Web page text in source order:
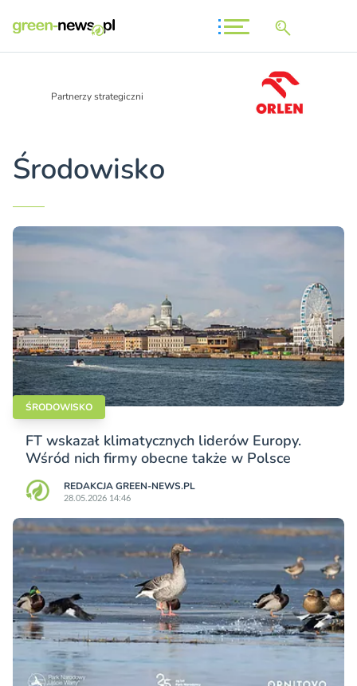
Partnerzy strategiczni
Środowisko
ŚRODOWISKO
FT wskazał klimatycznych liderów Europy.
Wśród nich firmy obecne także w Polsce
REDAKCJA GREEN-NEWS.PL
28.05.2026 14:46